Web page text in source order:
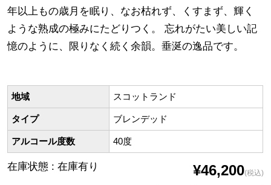
年以上もの歳月を眠り、なお枯れず、くすまず、輝く
ような熟成の極みにたどりつく。 忘れがたい美しい記
憶のように、限りなく続く余韻。垂涎の逸品です。
地域 スコットランド
タイプ ブレンデッド
アルコール度数 40度
在庫状態 : 在庫有り ¥46,200(税込)